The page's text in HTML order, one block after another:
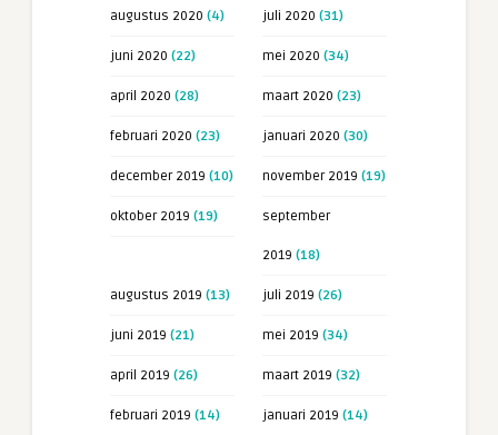
augustus 2020 (4) juli 2020 (31)
juni 2020 (22) mei 2020 (34)
april 2020 (28) maart 2020 (23)
februari 2020 (23) januari 2020 (30)
december 2019 (10) november 2019 (19)
oktober 2019 (19) september
2019 (18)
augustus 2019 (13) juli 2019 (26)
juni 2019 (21) mei 2019 (34)
april 2019 (26) maart 2019 (32)
februari 2019 (14) januari 2019 (14)